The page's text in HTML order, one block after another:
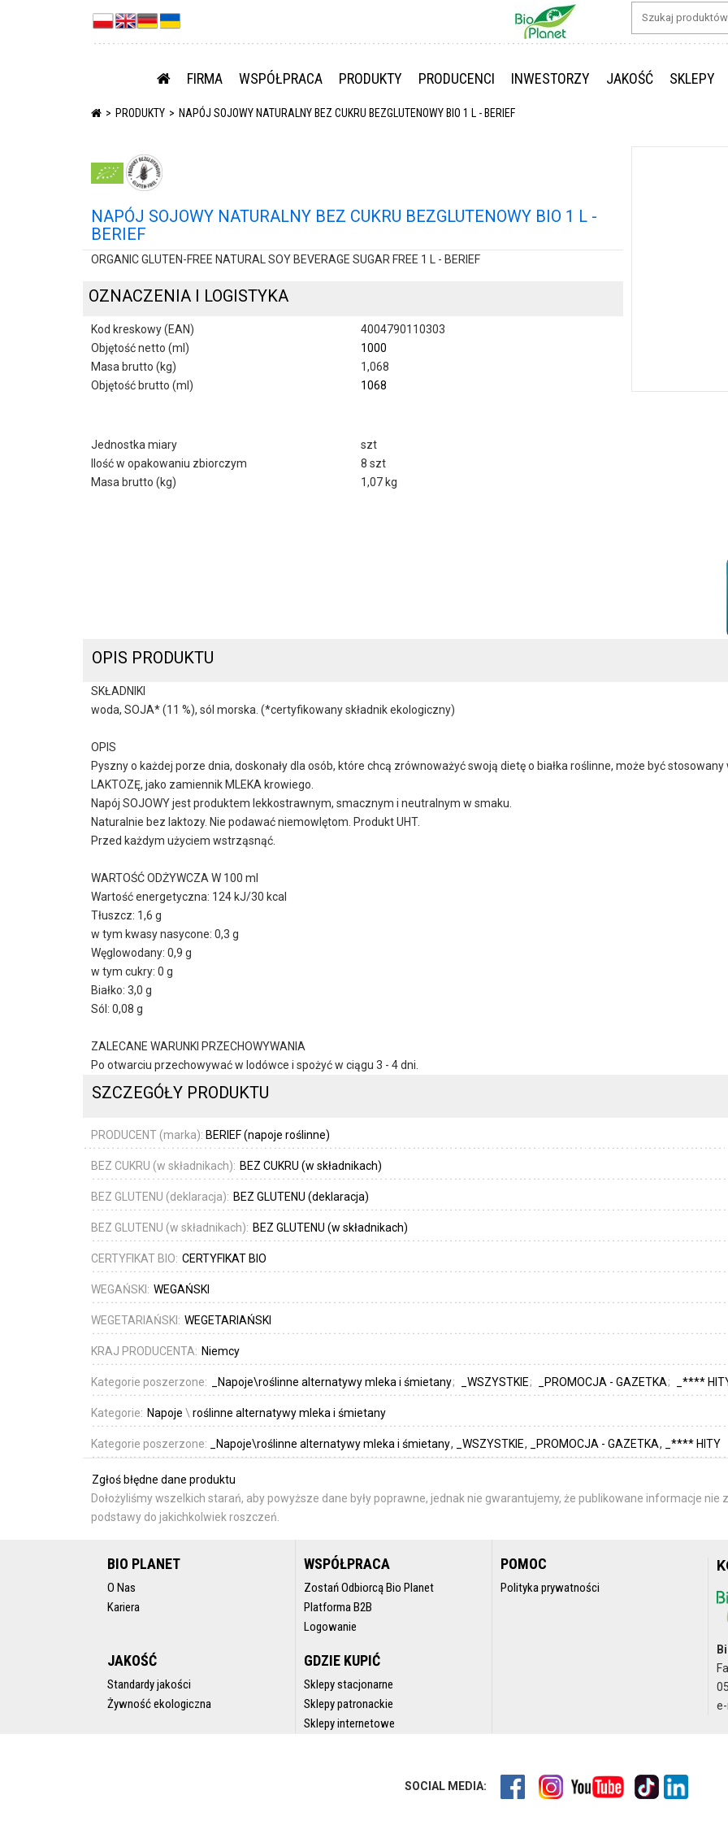
FIRMA WSPÓŁPRACA PRODUKTY PRODUCENCI INWESTORZY JAKOŚĆ SKLEPY
PRODUKTY NAPÓJ SOJOWY NATURALNY BEZ CUKRU BEZGLUTENOWY BIO 1 L - BERIEF
NAPÓJ SOJOWY NATURALNY BEZ CUKRU BEZGLUTENOWY BIO 1 L -
BERIEF
ORGANIC GLUTEN-FREE NATURAL SOY BEVERAGE SUGAR FREE 1 L - BERIEF
OZNACZENIA I LOGISTYKA
Kod kreskowy (EAN)
4004790110303
Objętość netto (ml)
1000
Masa brutto (kg)
1,068
Objętość brutto (ml)
1068
Jednostka miary
szt
Ilość w opakowaniu zbiorczym
8 szt
Masa brutto (kg)
1,07 kg
OPIS PRODUKTU
SKŁADNIKI
woda, SOJA* (11 %), sól morska. (*certyfikowany składnik ekologiczny)
OPIS
Pyszny o każdej porze dnia, doskonały dla osób, które chcą zrównoważyć swoją dietę o białka roślinne, może być
LAKTOZĘ, jako zamiennik MLEKA krowiego.
Napój SOJOWY jest produktem lekkostrawnym, smacznym i neutralnym w smaku.
Naturalnie bez laktozy. Nie podawać niemowlętom. Produkt UHT.
Przed każdym użyciem wstrząsnąć.
WARTOŚĆ ODŻYWCZA W 100 ml
Wartość energetyczna: 124 kJ/30 kcal
Tłuszcz: 1,6 g
w tym kwasy nasycone: 0,3 g
Węglowodany: 0,9 g
w tym cukry: 0 g
Białko: 3,0 g
Sól: 0,08 g
ZALECANE WARUNKI PRZECHOWYWANIA
Po otwarciu przechowywać w lodówce i spożyć w ciągu 3 - 4 dni.
SZCZEGÓŁY PRODUKTU
PRODUCENT (marka): BERIEF (napoje roślinne)
BEZ CUKRU (w składnikach): BEZ CUKRU (w składnikach)
BEZ GLUTENU (deklaracja): BEZ GLUTENU (deklaracja)
BEZ GLUTENU (w składnikach): BEZ GLUTENU (w składnikach)
CERTYFIKAT BIO: CERTYFIKAT BIO
WEGAŃSKI: WEGAŃSKI
WEGETARIAŃSKI: WEGETARIAŃSKI
KRAJ PRODUCENTA: Niemcy
Kategorie poszerzone: _Napoje\roślinne alternatywy mleka i śmietany _WSZYSTKIE _PROMOCJA - GAZETKA _****
Kategorie: Napoje \ roślinne alternatywy mleka i śmietany
Kategorie poszerzone: _Napoje\roślinne alternatywy mleka i śmietany _WSZYSTKIE _PROMOCJA - GAZETKA _**** HITY
Zgłoś błędne dane produktu
Dołożyliśmy wszelkich starań, aby powyższe dane były poprawne, jednak nie gwarantujemy, że publikowane informacje
podstawy do jakichkolwiek roszczeń.
BIO PLANET
O Nas
Kariera
WSPÓŁPRACA
Zostań Odbiorcą Bio Planet
Platforma B2B
Logowanie
POMOC
Polityka prywatności
JAKOŚĆ
Standardy jakości
Żywność ekologiczna
GDZIE KUPIĆ
Sklepy stacjonarne
Sklepy patronackie
Sklepy internetowe
SOCIAL MEDIA: